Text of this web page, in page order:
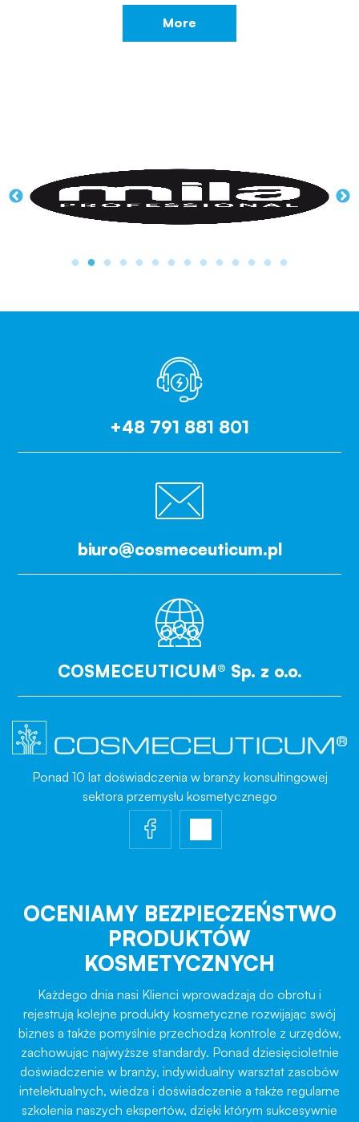
More
+48 791 881 801
biuro@cosmeceuticum.pl
COSMECEUTICUM® Sp. z o.o.
Ponad 10 lat doświadczenia w branży konsultingowej
sektora przemysłu kosmetycznego
OCENIAMY BEZPIECZEŃSTWO
PRODUKTÓW
KOSMETYCZNYCH
Każdego dnia nasi Klienci wprowadzają do obrotu i
rejestrują kolejne produkty kosmetyczne rozwijając swój
biznes a także pomyślnie przechodzą kontrole z urzędów,
zachowując najwyższe standardy. Ponad dziesięcioletnie
doświadczenie w branży, indywidualny warsztat zasobów
intelektualnych, wiedza i doświadczenie a także regularne
szkolenia naszych ekspertów, dzięki którym sukcesywnie